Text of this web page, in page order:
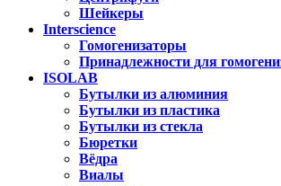
Шейкеры
Interscience
Гомогенизаторы
Принадлежности для
ISOLAB
Бутылки из алюминия
Бутылки из пластика
Бутылки из стекла
Бюретки
Вёдра
Виалы